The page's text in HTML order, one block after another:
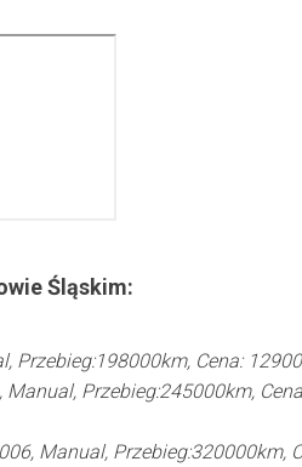
Śląskim:
Przebieg:198000km, Cena:
Manual, Przebieg:245000km,
Manual, Przebieg:320000km,